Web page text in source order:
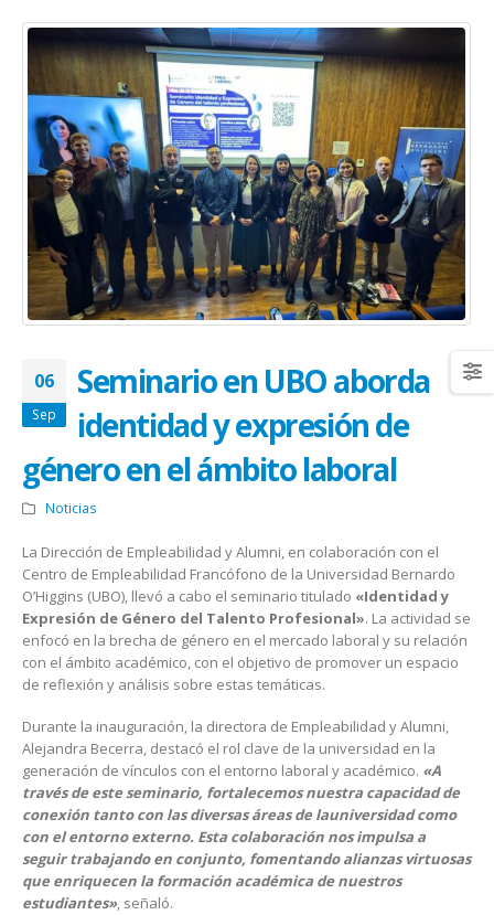
06
Sep
Seminario en UBO aborda
identidad y expresión de
género en el ámbito laboral
Noticias
La Dirección de Empleabilidad y Alumni, en colaboración con el
Centro de Empleabilidad Francófono de la Universidad Bernardo
O’Higgins (UBO), llevó a cabo el seminario titulado «Identidad y
Expresión de Género del Talento Profesional». La actividad se
enfocó en la brecha de género en el mercado laboral y su relación
con el ámbito académico, con el objetivo de promover un espacio
de reflexión y análisis sobre estas temáticas.
Durante la inauguración, la directora de Empleabilidad y Alumni,
Alejandra Becerra, destacó el rol clave de la universidad en la
generación de vínculos con el entorno laboral y académico. «A
través de este seminario, fortalecemos nuestra capacidad de
conexión tanto con las diversas áreas de launiversidadcomo
con el entorno externo. Esta colaboración nos impulsa a
seguir trabajando en conjunto, fomentando alianzas virtuosas
que enriquecen la formación académica de nuestros
estudiantes», señaló.